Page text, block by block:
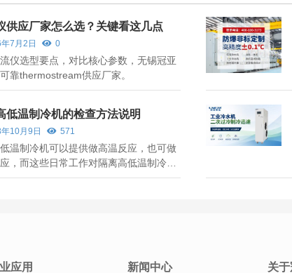
供应厂家怎么选？关键看这几点
7月2日 0
仪选型要点，对比核心参数，无锡冠亚
靠thermostream供应厂家。
低温制冷机的检查方法说明
10月9日 571
温制冷机可以提供做高温反应，也可做
，而这些日常工作对隔离高低温制冷机
会有细微磨损的，所以日常保养就显得
应用 新闻中心 关